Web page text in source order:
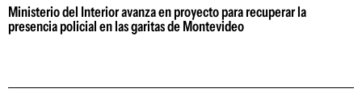
Ministerio del Interior avanza en proyecto para recuperar la
presencia policial en las garitas de Montevideo